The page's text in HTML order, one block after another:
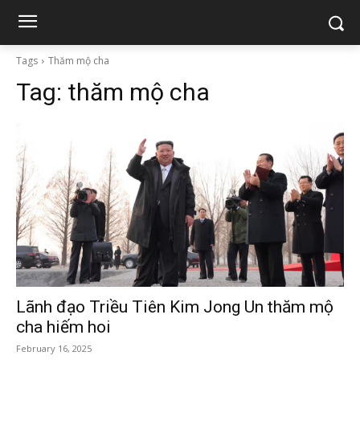
Tags Thăm mộ cha
Tag: thăm mộ cha
Lãnh đạo Triều Tiên Kim Jong Un thăm mộ
cha hiếm hoi
February 16, 2025